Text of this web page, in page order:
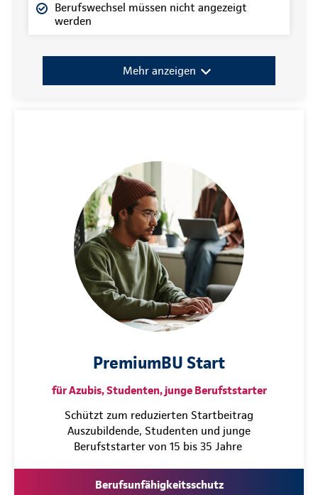
Berufswechsel müssen nicht angezeigt
werden
Mehr anzeigen
PremiumBU Start
für Azubis, Studenten, junge Berufststarter
Schützt zum reduzierten Startbeitrag
Auszubildende, Studenten und junge
Berufststarter von 15 bis 35 Jahre
Berufsunfähigkeitsschutz